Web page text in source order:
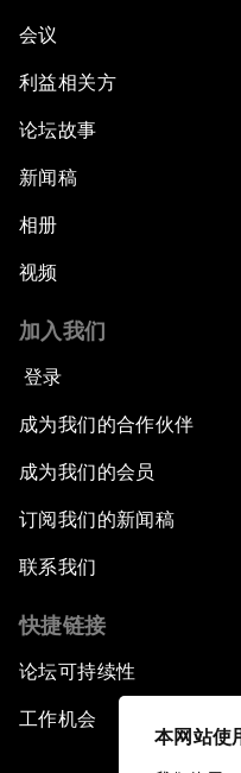
本网站使
会议
利益相关方
论坛故事
新闻稿
相册
视频
加入我们
登录
成为我们的合作伙伴
成为我们的会员
订阅我们的新闻稿
联系我们
快捷链接
论坛可持续性
工作机会